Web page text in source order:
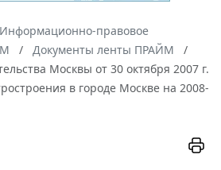
Информационно-правовое
Документы ленты ПРАЙМ
Москвы от 30 октября 2007 г.
в городе Москве на 2008-